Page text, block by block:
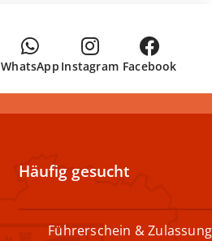
Facebook
Instagram
WhatsApp
Häufig gesucht
Führerschein & Zulassung